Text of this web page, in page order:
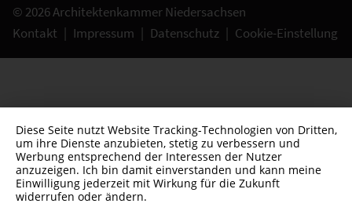
© 2026 Architektenkammer Niedersachsen
Kontakt | Impressum | Datenschutz | Cookie-Einstellung
Diese Seite nutzt Website Tracking-Technologien von Dritten,
um ihre Dienste anzubieten, stetig zu verbessern und
Werbung entsprechend der Interessen der Nutzer
anzuzeigen. Ich bin damit einverstanden und kann meine
Einwilligung jederzeit mit Wirkung für die Zukunft
widerrufen oder ändern.